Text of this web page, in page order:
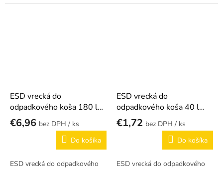
ESD vrecká do
odpadkového koša 180 l
(10 ks)
€6,96
/ ks
Do košíka
ESD vrecká do odpadkového
ESD vrecká do
odpadkového koša 40 l
(10 ks)
€1,72
/ ks
Do košíka
ESD vrecká do odpadkového